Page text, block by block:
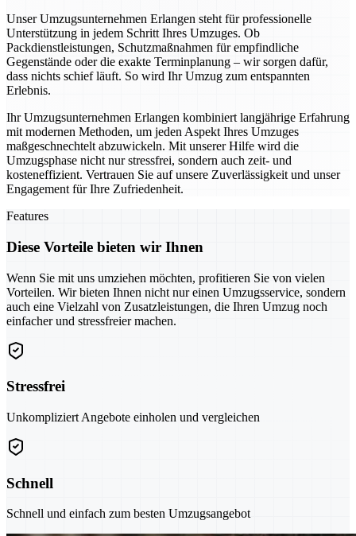
Unser Umzugsunternehmen Erlangen steht für professionelle
Unterstützung in jedem Schritt Ihres Umzuges. Ob
Packdienstleistungen, Schutzmaßnahmen für empfindliche
Gegenstände oder die exakte Terminplanung – wir sorgen dafür,
dass nichts schief läuft. So wird Ihr Umzug zum entspannten
Erlebnis.
Ihr Umzugsunternehmen Erlangen kombiniert langjährige Erfahrung
mit modernen Methoden, um jeden Aspekt Ihres Umzuges
maßgeschnechtelt abzuwickeln. Mit unserer Hilfe wird die
Umzugsphase nicht nur stressfrei, sondern auch zeit- und
kosteneffizient. Vertrauen Sie auf unsere Zuverlässigkeit und unser
Engagement für Ihre Zufriedenheit.
Features
Diese Vorteile bieten wir Ihnen
Wenn Sie mit uns umziehen möchten, profitieren Sie von vielen
Vorteilen. Wir bieten Ihnen nicht nur einen Umzugsservice, sondern
auch eine Vielzahl von Zusatzleistungen, die Ihren Umzug noch
einfacher und stressfreier machen.
Stressfrei
Unkompliziert Angebote einholen und vergleichen
Schnell
Schnell und einfach zum besten Umzugsangebot